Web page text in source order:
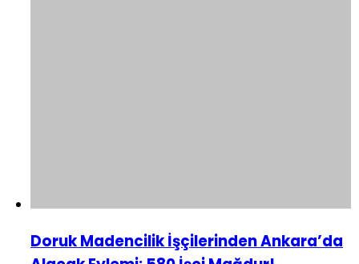
Doruk Madencilik İşçilerinden Ankara’da